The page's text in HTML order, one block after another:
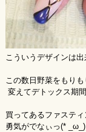
この数日野菜をもり
変えてデトックス期
買ってあるファステ
勇気がでなぃっ(*